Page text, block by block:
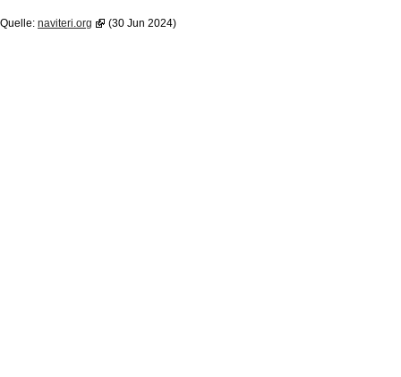
Quelle: naviteri.org (30 Jun 2024)